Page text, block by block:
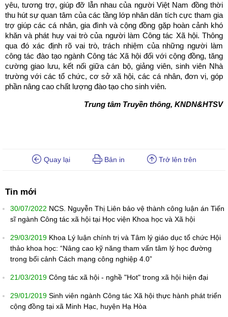
yêu, tương trợ, giúp đỡ lẫn nhau của người Việt Nam đồng thời
thu hút sự quan tâm của các tầng lớp nhân dân tích cực tham gia
trợ giúp các cá nhân, gia đình và cộng đồng gặp hoàn cảnh khó
khăn và phát huy vai trò của người làm Công tác Xã hội. Thông
qua đó xác định rõ vai trò, trách nhiệm của những người làm
công tác đào tạo ngành Công tác Xã hội đối với cộng đồng, tăng
cường giao lưu, kết nối giữa cán bộ, giảng viên, sinh viên Nhà
trường với các tổ chức, cơ sở xã hội, các cá nhân, đơn vị, góp
phần nâng cao chất lượng đào tạo cho sinh viên.
Trung tâm Truyền thông, KNDN&HTSV
Quay lại Bản in Trở lên trên
Tin mới
30/07/2022 NCS. Nguyễn Thị Liên bảo vệ thành công luận án Tiến
sĩ ngành Công tác xã hội tại Học viện Khoa học và Xã hội
29/03/2019 Khoa Lý luận chính trị và Tâm lý giáo dục tổ chức Hội
thảo khoa học: “Nâng cao kỹ năng tham vấn tâm lý học đường
trong bối cảnh Cách mạng công nghiệp 4.0”
21/03/2019 Công tác xã hội - nghề "Hot" trong xã hội hiện đại
29/01/2019 Sinh viên ngành Công tác Xã hội thực hành phát triển
cộng đồng tại xã Minh Hạc, huyện Hạ Hòa